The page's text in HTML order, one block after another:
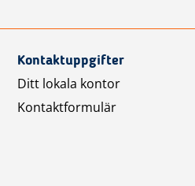
Kontaktuppgifter
Ditt lokala kontor
Kontaktformulär